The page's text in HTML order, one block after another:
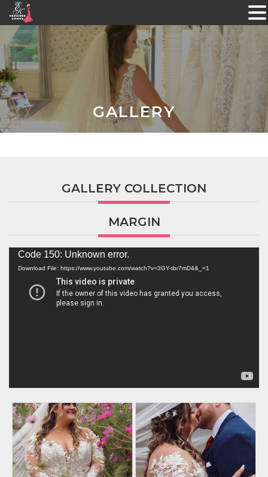
Skip
to
content
GALLERY
GALLERY COLLECTION
MARGIN
Video
Player
Code 150: Unknown error.
Download File: https://www.youtube.com/watch?v=3GY-tbr7mD4&_=1